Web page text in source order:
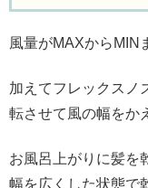
風量がMAXからMIN
加えてフレックスノ
転させて風の幅をか
お風呂上がりに髪を
幅を広くした状態で